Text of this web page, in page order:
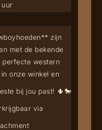
uur
zijn
met de bekende
perfecte western
in onze winkel en
bij jou past! 🌵🐎
via